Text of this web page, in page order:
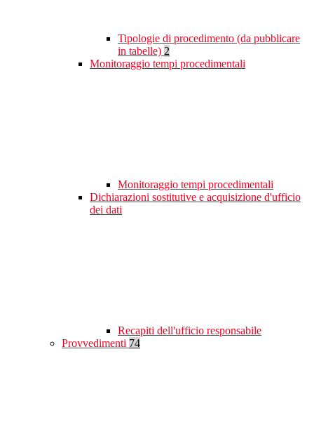
Tipologie di procedimento (da pubblicare
in tabelle) 2
Monitoraggio tempi procedimentali
Monitoraggio tempi procedimentali
Dichiarazioni sostitutive e acquisizione d'ufficio
dei dati
Recapiti dell'ufficio responsabile
Provvedimenti 74